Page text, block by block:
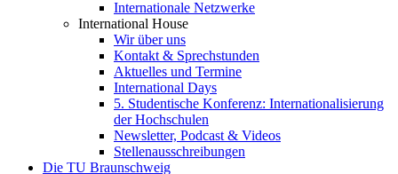
Internationale Netzwerke
International House
Wir über uns
Kontakt & Sprechstunden
Aktuelles und Termine
International Days
5. Studentische Konferenz: Internationalisierung
der Hochschulen
Newsletter, Podcast & Videos
Stellenausschreibungen
Die TU Braunschweig